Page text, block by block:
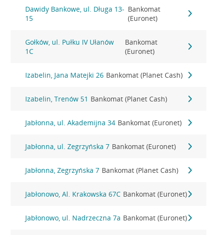
Dawidy Bankowe, ul. Długa 13-
15
Bankomat
(Euronet)
Gołków, ul. Pułku IV Ułanów
1C
Bankomat
(Euronet)
Izabelin, Jana Matejki 26 Bankomat (Planet Cash)
Izabelin, Trenów 51 Bankomat (Planet Cash)
Jabłonna, ul. Akademijna 34 Bankomat (Euronet)
Jabłonna, ul. Zegrzyńska 7 Bankomat (Euronet)
Jabłonna, Zegrzyńska 7 Bankomat (Planet Cash)
Jabłonowo, Al. Krakowska 67C Bankomat (Euronet)
Jabłonowo, ul. Nadrzeczna 7a Bankomat (Euronet)